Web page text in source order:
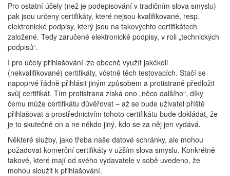
Pro ostatní účely (než je podepisování v tradičním slova smyslu)
pak jsou určeny certifikáty, které nejsou kvalifikované, resp.
elektronické podpisy, který jsou na takovýchto certifikátech
založené. Tedy zaručené elektronické podpisy, v roli „technických
podpisů“.
I pro účely přihlašování lze obecně využít jakékoli
(nekvalifikované) certifikáty, včetně těch testovacích. Stačí se
napoprvé řádně přihlásit jiným způsobem a protistraně předložit
svůj certifikát. Tím protistrana získá ono „něco dalšího“, díky
čemu může certifikátu důvěřovat – až se bude uživatel příště
přihlašovat a prostřednictvím tohoto certifikátu bude dokládat, že
je to skutečně on a ne někdo jiný, kdo se za něj jen vydává.
Některé služby, jako třeba naše datové schránky, ale mohou
požadovat komerční certifikáty v užším slova smyslu. Konkrétně
takové, které mají od svého vydavatele v sobě uvedeno, že
mohou sloužit k přihlašování.